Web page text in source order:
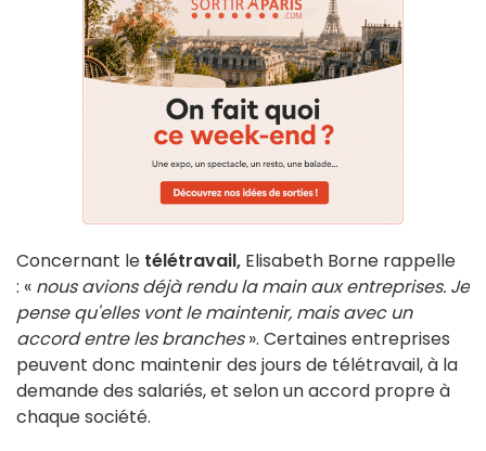
Concernant le télétravail, Elisabeth Borne rappelle
: « nous avions déjà rendu la main aux entreprises. Je
pense qu'elles vont le maintenir, mais avec un
accord entre les branches». Certaines entreprises
peuvent donc maintenir des jours de télétravail, à la
demande des salariés, et selon un accord propre à
chaque société.